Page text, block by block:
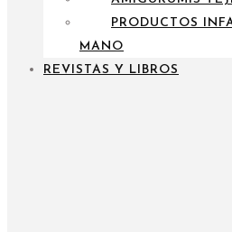
PRODUCTOS
MANO
REVISTAS Y LIBROS